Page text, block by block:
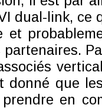
dual-link, ce
et
donné que
en